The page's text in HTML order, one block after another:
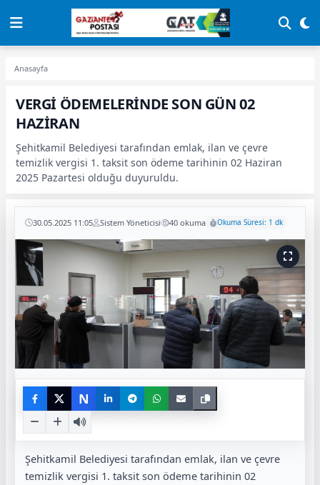
Anasayfa
VERGİ ÖDEMELERİNDE SON GÜN 02
HAZİRAN
Şehitkamil Belediyesi tarafından emlak, ilan ve çevre
temizlik vergisi 1. taksit son ödeme tarihinin 02 Haziran
2025 Pazartesi olduğu duyuruldu.
30.05.2025 11:05 Sistem Yöneticisi 40 okuma Okuma Süresi: 1 dk
N
Şehitkamil Belediyesi tarafından emlak, ilan ve çevre
temizlik vergisi 1. taksit son ödeme tarihinin 02